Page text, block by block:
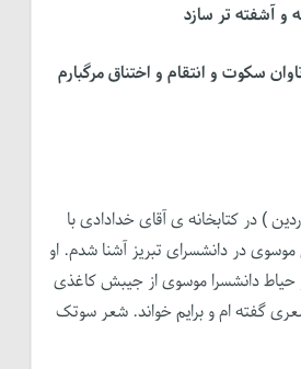
آشفته تر سازد
سکوت و انتقام و اختناق مرگبارم
( دوشنبه ۳۰ فروردین ) در کتابخانه ی آقای خدادادی با
در دانشسرای تبریز آشنا شدم. او
دانشسرا موسوی از جیبش کاغذی
گفته ام و برایم خواند. شعر سوتک